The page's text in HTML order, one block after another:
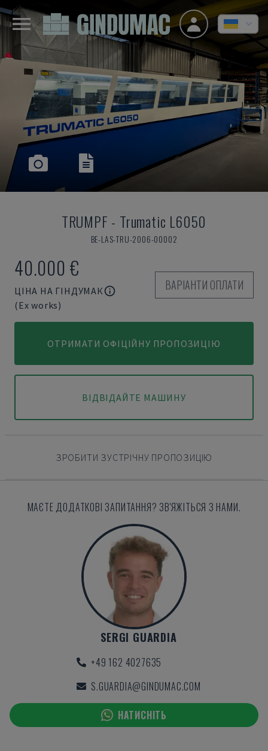
TRUMPF - Trumatic L6050
BE-LAS-TRU-2006-00002
40.000 €
ЦІНА НА ГІНДУМАК
(Ex works)
ВАРІАНТИ ОПЛАТИ
ОТРИМАТИ ОФІЦІЙНУ ПРОПОЗИЦІЮ
ВІДВІДАЙТЕ МАШИНУ
ЗРОБИТИ ЗУСТРІЧНУ ПРОПОЗИЦІЮ
МАЄТЕ ДОДАТКОВІ ЗАПИТАННЯ? ЗВ'ЯЖІТЬСЯ З НАМИ.
SERGI GUARDIA
+49 162 4027635
S.GUARDIA@GINDUMAC.COM
НАТИСНІТЬ